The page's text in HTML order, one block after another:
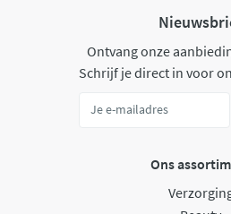
Ontvang onze
Schrijf je direct in voor
Ons